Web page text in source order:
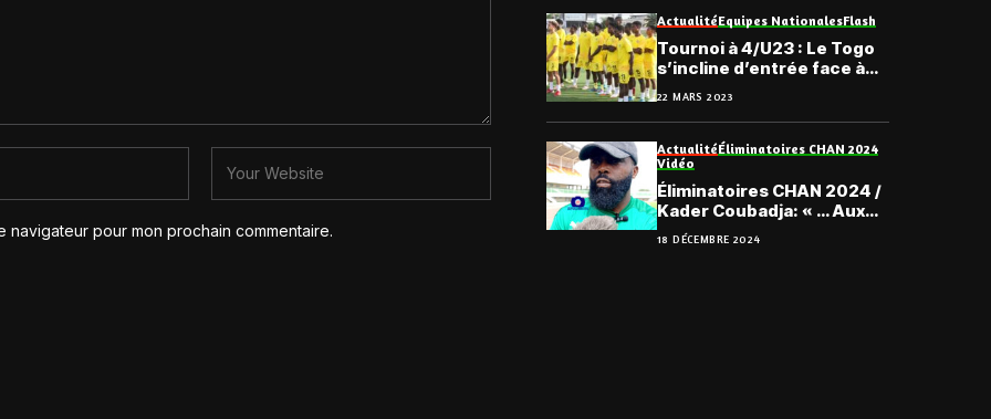
navigateur pour mon prochain commentaire.
ActualitéEquipes NationalesFlash
Tournoi à 4/U23 : Le Togo
s’incline d’entrée face à
l’Ouzbékistan
22 MARS 2023
ActualitéÉliminatoires CHAN 2024
Vidéo
Éliminatoires CHAN 2024 /
Kader Coubadja: « … Aux
Togolais d’être
concentrés sur l’objectif…
18 DÉCEMBRE 2024